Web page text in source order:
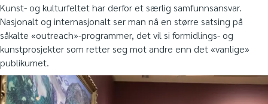
Kunst- og kulturfeltet har derfor et særlig samfunnsansvar.
Nasjonalt og internasjonalt ser man nå en større satsing på
såkalte «outreach»-programmer, det vil si formidlings- og
kunstprosjekter som retter seg mot andre enn det «vanlige»
publikumet.